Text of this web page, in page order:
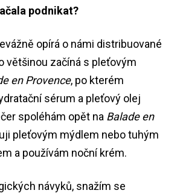
podnikat?
opírá o námi distribuované
většinou začíná s pleťovým
en Provence, po kterém
sérum a pleťový olej
spoléhám opět na Balade en
pleťovým mýdlem nebo tuhým
a používám noční krém.
návyků, snažím se